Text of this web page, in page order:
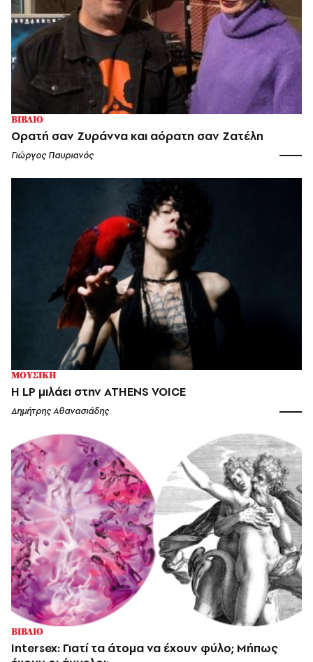
ΒΙΒΛΙΟ
Ορατή σαν Ζυράννα και αόρατη σαν Ζατέλη
Γιώργος Παυριανός
ΜΟΥΣΙΚΗ
Η LP μιλάει στην ATHENS VOICE
Δημήτρης Αθανασιάδης
ΒΙΒΛΙΟ
Intersex: Γιατί τα άτομα να έχουν φύλο; Μήπως